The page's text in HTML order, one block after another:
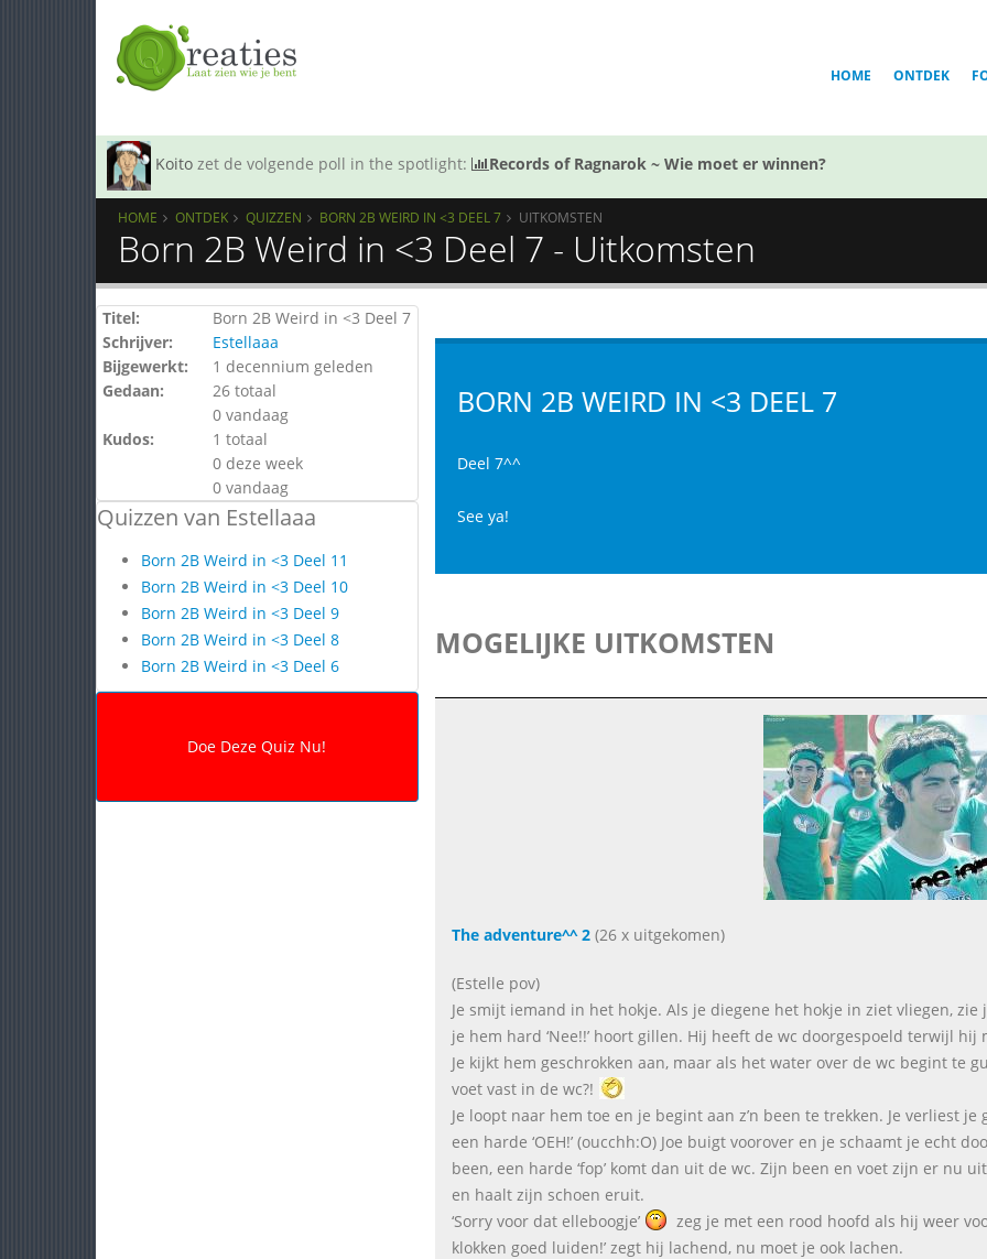
HOME ONTDEK
Koito zet de volgende poll in the spotlight: Records of Ragnarok ~ Wie moet er winnen?
HOME ONTDEK QUIZZEN BORN 2B WEIRD IN <3 DEEL 7 UITKOMSTEN
Born 2B Weird in <3 Deel 7 - Uitkomsten
Titel:
Born 2B Weird in <3 Deel 7
Schrijver:
Estellaaa
Bijgewerkt:
1 decennium geleden
Gedaan:
26 totaal
0 vandaag
Kudos:
1 totaal
0 deze week
0 vandaag
Quizzen van Estellaaa
Born 2B Weird in <3 Deel 11
Born 2B Weird in <3 Deel 10
Born 2B Weird in <3 Deel 9
Born 2B Weird in <3 Deel 8
Born 2B Weird in <3 Deel 6
BORN 2B WEIRD IN <3 DEEL 7
Deel 7^^
See ya!
MOGELIJKE UITKOMSTEN
The adventure^^ 2(26 x uitgekomen)
(Estelle pov)
Je smijt iemand in het hokje. Als je diegene het hokje in ziet vliegen, zie
je hem hard ‘Nee!!’ hoort gillen. Hij heeft de wc doorgespoeld terwijl hij
Je kijkt hem geschrokken aan, maar als het water over de wc begint te
voet vast in de wc?!
Je loopt naar hem toe en je begint aan z’n been te trekken. Je verliest
een harde ‘OEH!’ (oucchh:O) Joe buigt voorover en je schaamt je echt
been, een harde ‘fop’ komt dan uit de wc. Zijn been en voet zijn er nu
en haalt zijn schoen eruit.
‘Sorry voor dat elleboogje’
zeg je met een rood hoofd als hij weer
klokken goed luiden!’ zegt hij lachend, nu moet je ook lachen.